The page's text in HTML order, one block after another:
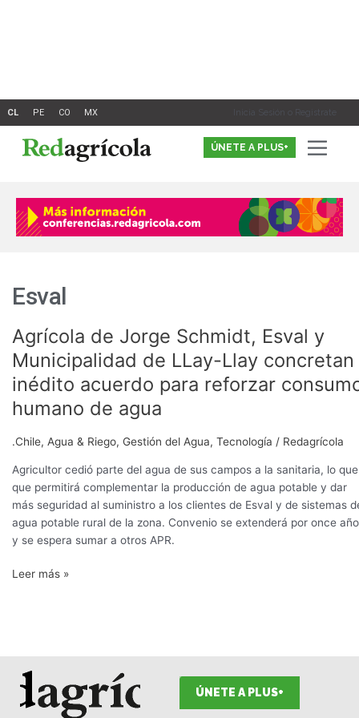
Inicia Sesión o Registrate
ÚNETE A PLUS+
Esval
Agrícola de Jorge Schmidt, Esval y
Municipalidad de LLay-Llay concretan
inédito acuerdo para reforzar
humano de agua
.Chile, Agua & Riego, Gestión del Agua, Tecnología / Redagrícola
Agricultor cedió parte del agua de sus campos a la sanitaria, lo que
que permitirá complementar la producción de agua potable y dar
más seguridad al suministro a los clientes de Esval y de sistemas
agua potable rural de la zona. Convenio se extenderá por once
y se espera sumar a otros APR.
Agrícola
de
Jorge
Schmidt,
Esval
Municipalidad
LLay-
Llay
concretan
inédito
acuerdo
reforzar
Leer más »
ÚNETE A PLUS+